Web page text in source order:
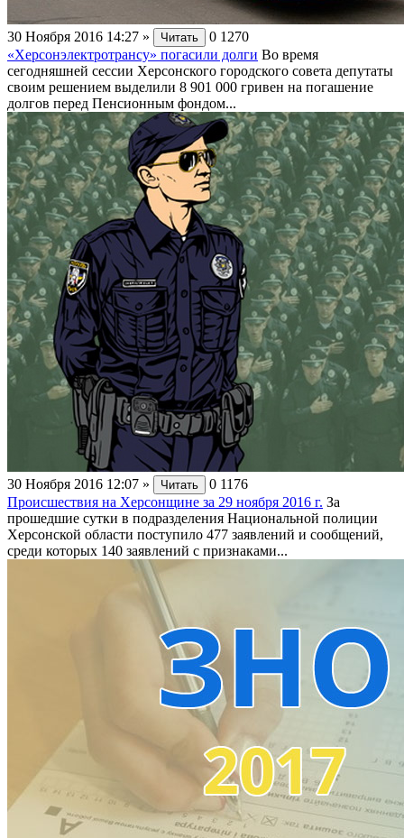
30 Ноября 2016 14:27 » Читать 0 1270
«Херсонэлектротрансу» погасили долги Во время
сегодняшней сессии Херсонского городского совета депутаты
своим решением выделили 8 901 000 гривен на погашение
долгов перед Пенсионным фондом...
30 Ноября 2016 12:07 » Читать 0 1176
Происшествия на Херсонщине за 29 ноября 2016 г. За
прошедшие сутки в подразделения Национальной полиции
Херсонской области поступило 477 заявлений и сообщений,
среди которых 140 заявлений с признаками...